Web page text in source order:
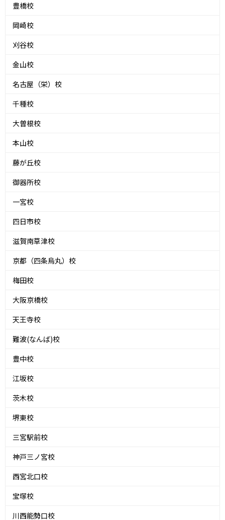
豊橋校
岡崎校
刈谷校
金山校
名古屋（栄）校
千種校
大曽根校
本山校
藤が丘校
御器所校
一宮校
四日市校
滋賀南草津校
京都（四条烏丸）校
梅田校
大阪京橋校
天王寺校
難波(なんば)校
豊中校
江坂校
茨木校
堺東校
三宮駅前校
神戸三ノ宮校
西宮北口校
宝塚校
川西能勢口校